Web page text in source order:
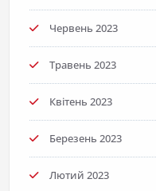
Червень 2023
Травень 2023
Квітень 2023
Березень 2023
Лютий 2023